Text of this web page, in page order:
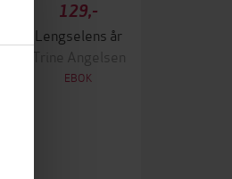
129,-
Lengselens år
Trine Angelsen
EBOK